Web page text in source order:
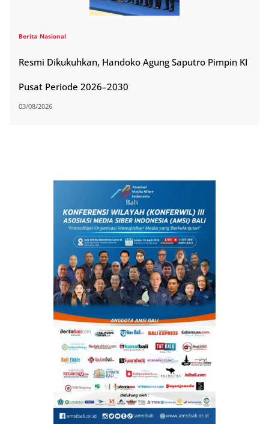
Berita Nasional
Resmi Dikukuhkan, Handoko Agung Saputro Pimpin KI
Pusat Periode 2026–2030
03/08/2026